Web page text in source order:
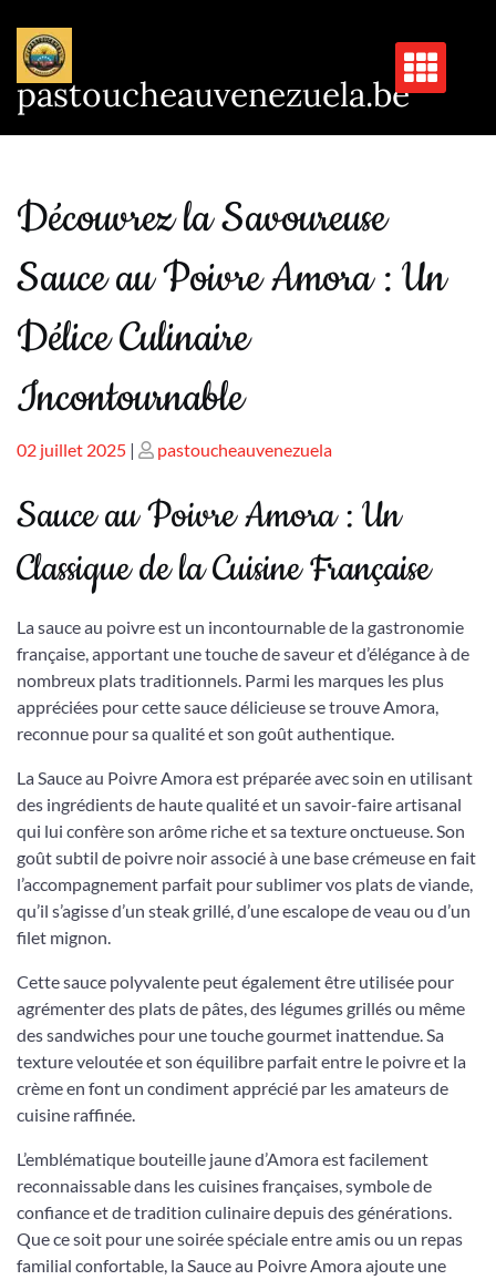
contenu
pastoucheauvenezuela.be
Découvrez la Savoureuse
Sauce au Poivre Amora : Un
Délice Culinaire
Incontournable
Publié
02 juillet 2025 | Publié
pastoucheauvenezuela
Sauce au Poivre Amora : Un
Classique de la Cuisine Française
La sauce au poivre est un incontournable de la gastronomie
française, apportant une touche de saveur et d’élégance à de
nombreux plats traditionnels. Parmi les marques les plus
appréciées pour cette sauce délicieuse se trouve Amora,
reconnue pour sa qualité et son goût authentique.
La Sauce au Poivre Amora est préparée avec soin en utilisant
des ingrédients de haute qualité et un savoir-faire artisanal
qui lui confère son arôme riche et sa texture onctueuse. Son
goût subtil de poivre noir associé à une base crémeuse en fait
l’accompagnement parfait pour sublimer vos plats de viande,
qu’il s’agisse d’un steak grillé, d’une escalope de veau ou d’un
filet mignon.
Cette sauce polyvalente peut également être utilisée pour
agrémenter des plats de pâtes, des légumes grillés ou même
des sandwiches pour une touche gourmet inattendue. Sa
texture veloutée et son équilibre parfait entre le poivre et la
crème en font un condiment apprécié par les amateurs de
cuisine raffinée.
L’emblématique bouteille jaune d’Amora est facilement
reconnaissable dans les cuisines françaises, symbole de
confiance et de tradition culinaire depuis des générations.
Que ce soit pour une soirée spéciale entre amis ou un repas
familial confortable, la Sauce au Poivre Amora ajoute une